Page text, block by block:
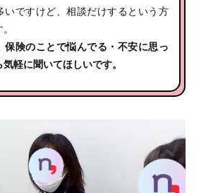
いですけど、相談だけするという方
保険のことで悩んでる・不安に思っ
軽に聞いてほしいです。